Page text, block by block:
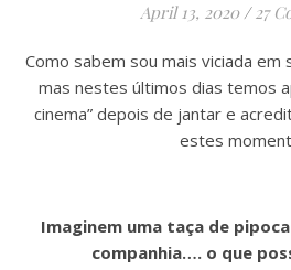
April 13, 2020 / 27
Como sabem sou mais viciada em séries do que em filmes
mas nestes últimos dias temos
cinema” depois de jantar e
estes
Imaginem uma taça de
companhia…. o que